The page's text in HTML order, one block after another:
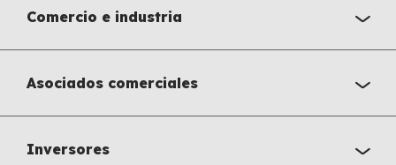
Comercio e industria
Asociados comerciales
Inversores